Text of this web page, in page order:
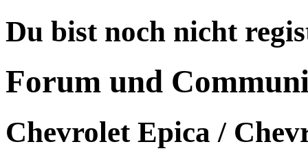
Du bist noch nicht
Forum und
Chevrolet Epica /